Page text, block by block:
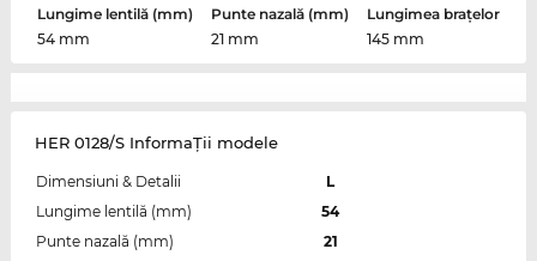
Lungime lentilă (mm)
54 mm
Punte nazală (mm)
21 mm
Lungimea brațelor
145 mm
HER 0128/S InformaŢii modele
Dimensiuni & Detalii
L
Lungime lentilă (mm)
54
Punte nazală (mm)
21